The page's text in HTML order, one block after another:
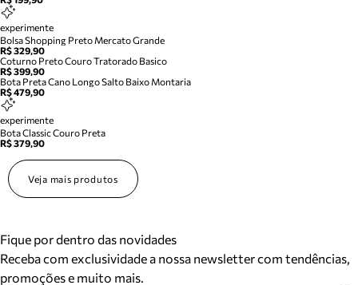
experimente
Bolsa Shopping Preto Mercato Grande
R$ 329,90
Coturno Preto Couro Tratorado Basico
R$ 399,90
Bota Preta Cano Longo Salto Baixo Montaria
R$ 479,90
experimente
Bota Classic Couro Preta
R$ 379,90
Veja mais produtos
Fique por dentro das novidades
Receba com exclusividade a nossa newsletter com tendências,
promoções e muito mais.